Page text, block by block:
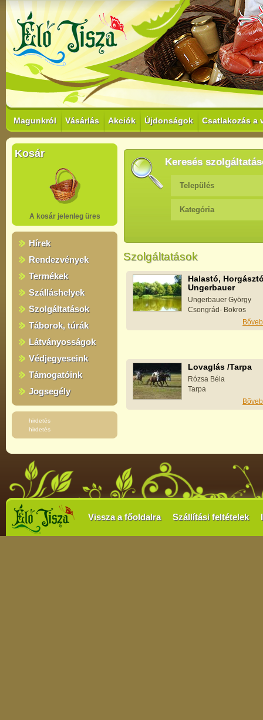
Magunkról Vásárlás Akciók Újdonságok Csatlakozás a
Kosár
A kosár jelenleg üres
Hírek
Rendezvények
Termékek
Szálláshelyek
Szolgáltatások
Táborok, túrák
Látványosságok
Védjegyeseink
Támogatóink
Jogsegély
hirdetés
hirdetés
Keresés
Település
Kategória
Szolgáltatások
Halastó,
Ungerbauer
Ungerbauer György
Csongrád- Bokros
Lovaglás /Tarpa
Rózsa Béla
Tarpa
Vissza a főoldalra Szállítási feltételek